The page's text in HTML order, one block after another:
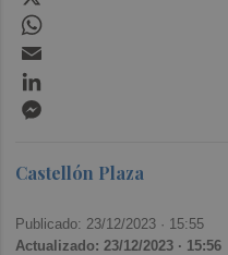
Castellón Plaza
Publicado: 23/12/2023 · 15:55
Actualizado: 23/12/2023 · 15:56